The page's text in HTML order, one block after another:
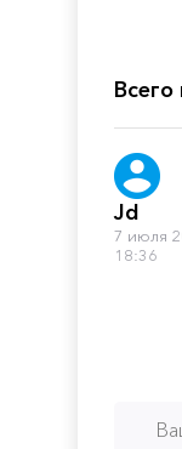
Jd
7 июля
18:36